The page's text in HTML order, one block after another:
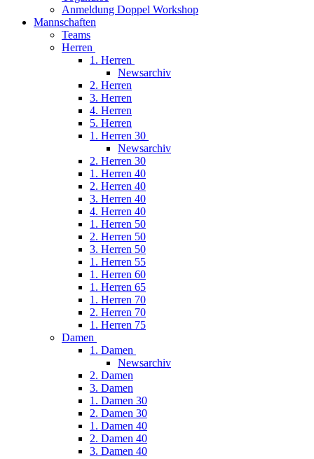
Anmeldung Doppel Workshop
Mannschaften
Teams
Herren
1. Herren
Newsarchiv
2. Herren
3. Herren
4. Herren
5. Herren
1. Herren 30
Newsarchiv
2. Herren 30
1. Herren 40
2. Herren 40
3. Herren 40
4. Herren 40
1. Herren 50
2. Herren 50
3. Herren 50
1. Herren 55
1. Herren 60
1. Herren 65
1. Herren 70
2. Herren 70
1. Herren 75
Damen
1. Damen
Newsarchiv
2. Damen
3. Damen
1. Damen 30
2. Damen 30
1. Damen 40
2. Damen 40
3. Damen 40